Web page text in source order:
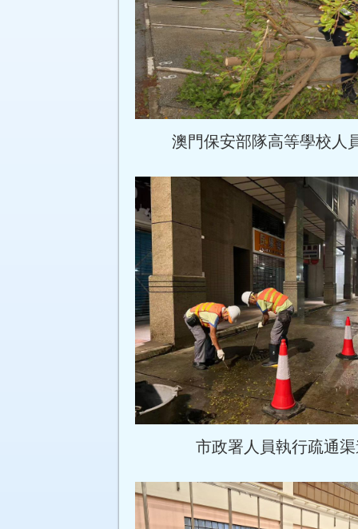
澳門保安部隊高等學校人
市政署人員執行疏通